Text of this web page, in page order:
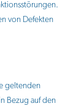
von Defekten
geltenden
Bezug auf den